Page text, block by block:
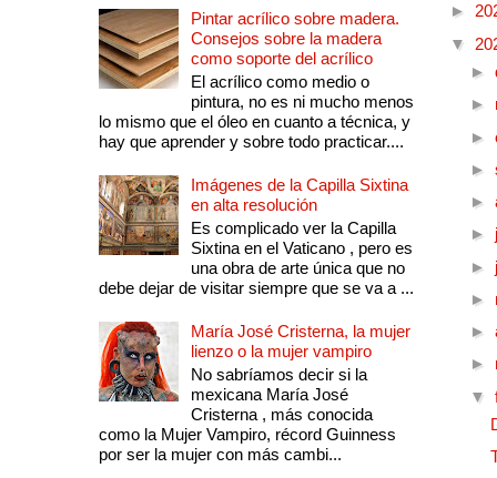
Pintar acrílico sobre madera.
Consejos sobre la madera
como soporte del acrílico
El acrílico como medio o
pintura, no es ni mucho menos
lo mismo que el óleo en cuanto a técnica, y
hay que aprender y sobre todo practicar....
Imágenes de la Capilla Sixtina
en alta resolución
Es complicado ver la Capilla
Sixtina en el Vaticano , pero es
una obra de arte única que no
debe dejar de visitar siempre que se va a ...
María José Cristerna, la mujer
lienzo o la mujer vampiro
No sabríamos decir si la
mexicana María José
Cristerna , más conocida
como la Mujer Vampiro, récord Guinness
por ser la mujer con más cambi...
►
▼
►
►
►
►
►
►
►
►
►
►
▼